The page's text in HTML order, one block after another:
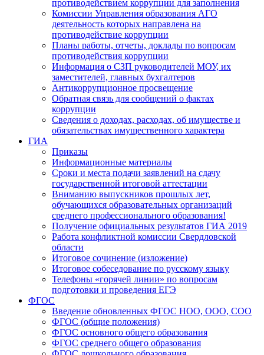
противодействием коррупции для заполнения
Комиссии Управления образования АГО
деятельность которых направлена на
противодействие коррупции
Планы работы, отчеты, доклады по вопросам
противодействия коррупции
Информация о СЗП руководителей МОУ, их
заместителей, главных бухгалтеров
Антикоррупционное просвещение
Обратная связь для сообщений о фактах
коррупции
Сведения о доходах, расходах, об имуществе и
обязательствах имущественного характера
ГИА
Приказы
Информационные материалы
Сроки и места подачи заявлений на сдачу
государственной итоговой аттестации
Вниманию выпускников прошлых лет,
обучающихся образовательных организаций
среднего профессионального образования!
Получение официальных результатов ГИА 2019
Работа конфликтной комиссии Свердловской
области
Итоговое сочинение (изложение)
Итоговое собеседование по русскому языку
Телефоны «горячей линии» по вопросам
подготовки и проведения ЕГЭ
ФГОС
Введение обновленных ФГОС НОО, ООО, СОО
ФГОС (общие положения)
ФГОС основного общего образования
ФГОС среднего общего образования